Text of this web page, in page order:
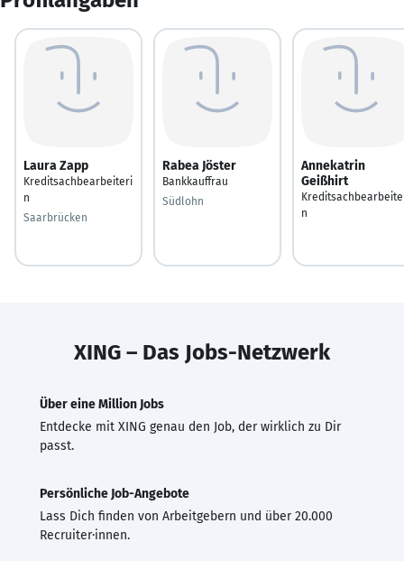
Laura Zapp
Kreditsachbearbeiteri
n
Saarbrücken
Rabea Jöster
Bankkauffrau
Südlohn
Annekatrin
Geißhirt
n
XING – Das Jobs-Netzwerk
Über eine Million Jobs
Entdecke mit XING genau den Job, der wirklich zu Dir
passt.
Persönliche Job-Angebote
Lass Dich finden von Arbeitgebern und über 20.000
Recruiter·innen.